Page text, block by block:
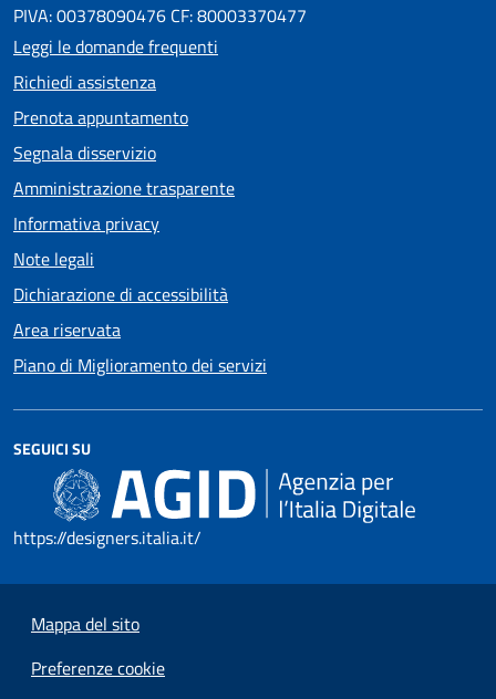
PIVA: 00378090476 CF: 80003370477
Leggi le domande frequenti
Richiedi assistenza
Prenota appuntamento
Segnala disservizio
Amministrazione trasparente
Informativa privacy
Note legali
Dichiarazione di accessibilità
Area riservata
Piano di Miglioramento dei servizi
SEGUICI SU
https://designers.italia.it/
Mappa del sito
Preferenze cookie